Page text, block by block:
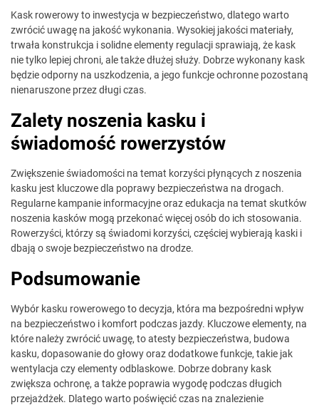
Kask rowerowy to inwestycja w bezpieczeństwo, dlatego warto
zwrócić uwagę na jakość wykonania. Wysokiej jakości materiały,
trwała konstrukcja i solidne elementy regulacji sprawiają, że kask
nie tylko lepiej chroni, ale także dłużej służy. Dobrze wykonany kask
będzie odporny na uszkodzenia, a jego funkcje ochronne pozostaną
nienaruszone przez długi czas.
Zalety noszenia kasku i
świadomość rowerzystów
Zwiększenie świadomości na temat korzyści płynących z noszenia
kasku jest kluczowe dla poprawy bezpieczeństwa na drogach.
Regularne kampanie informacyjne oraz edukacja na temat skutków
noszenia kasków mogą przekonać więcej osób do ich stosowania.
Rowerzyści, którzy są świadomi korzyści, częściej wybierają kaski i
dbają o swoje bezpieczeństwo na drodze.
Podsumowanie
Wybór kasku rowerowego to decyzja, która ma bezpośredni wpływ
na bezpieczeństwo i komfort podczas jazdy. Kluczowe elementy, na
które należy zwrócić uwagę, to atesty bezpieczeństwa, budowa
kasku, dopasowanie do głowy oraz dodatkowe funkcje, takie jak
wentylacja czy elementy odblaskowe. Dobrze dobrany kask
zwiększa ochronę, a także poprawia wygodę podczas długich
przejażdżek. Dlatego warto poświęcić czas na znalezienie